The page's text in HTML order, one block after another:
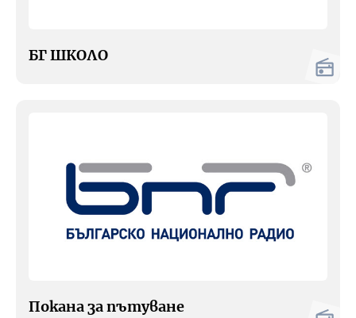
БГ ШКОЛО
Покана за пътуване